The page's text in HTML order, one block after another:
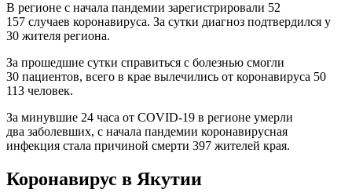
В регионе с начала пандемии зарегистрировали 52
157 случаев коронавируса. За сутки диагноз подтвердился у
30 жителя региона.
За прошедшие сутки справиться с болезнью смогли
30 пациентов, всего в крае вылечились от коронавируса 50
113 человек.
За минувшие 24 часа от СOVID-19 в регионе умерли
два заболевших, с начала пандемии коронавирусная
инфекция стала причиной смерти 397 жителей края.
Коронавирус в Якутии